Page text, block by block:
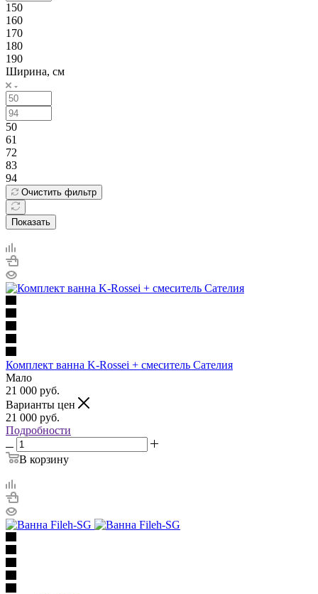
150
160
170
180
190
Ширина, см
50
61
72
83
94
Очистить фильтр
Показать
Комплект ванна K-Rossei + смеситель Cателия
Мало
21 000 руб.
Варианты цен
21 000 руб.
Подробности
В корзину